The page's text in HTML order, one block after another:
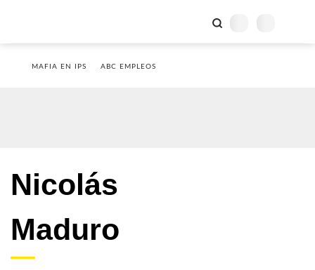
MAFIA EN IPS ABC EMPLEOS
Nicolás
Maduro